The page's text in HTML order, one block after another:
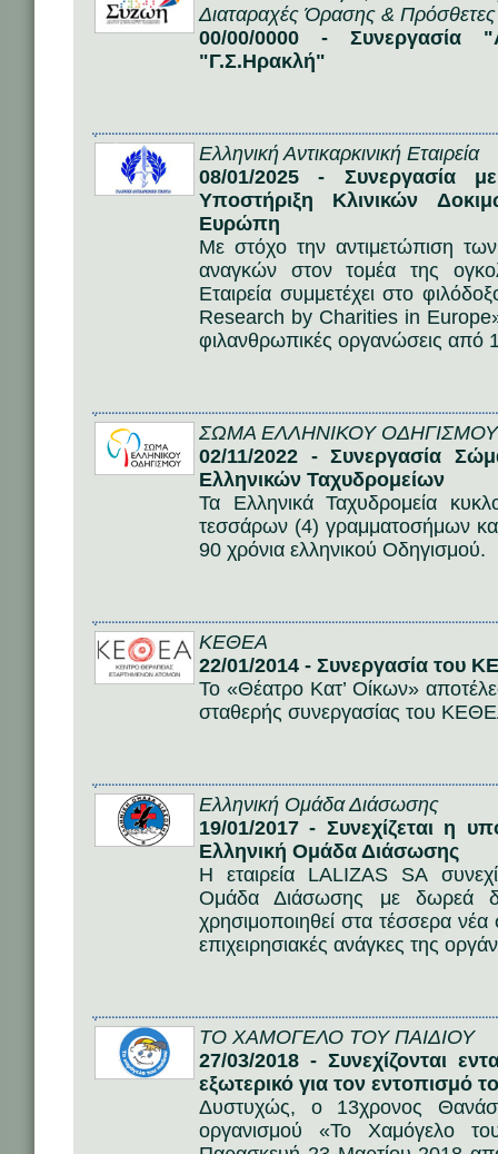
Διαταραχές Όρασης &
00/00/0000 - Συνεργασία
"Γ.Σ.Ηρακλή"
Ελληνική Αντικαρκινική Εταιρεία
08/01/2025 - Συνεργασία
Υποστήριξη Κλινικών
Ευρώπη
Με στόχο την αντιμετώπιση
αναγκών στον τομέα της
Εταιρεία συμμετέχει στο
Research by Charities in
φιλανθρωπικές οργανώσεις από
ΣΩΜΑ ΕΛΛΗΝΙΚΟΥ
02/11/2022 - Συνεργασία
Ελληνικών Ταχυδρομείων
Τα Ελληνικά Ταχυδρομεία
τεσσάρων (4) γραμματοσήμων
90 χρόνια ελληνικού Οδηγισμού.
ΚΕΘΕΑ
22/01/2014 - Συνεργασία του
Το «Θέατρο Κατ’ Οίκων»
σταθερής συνεργασίας του
Ελληνική Ομάδα Διάσωσης
19/01/2017 - Συνεχίζεται η
Ελληνική Ομάδα Διάσωσης
Η εταιρεία LALIZAS SA
Ομάδα Διάσωσης με δωρεά
χρησιμοποιηθεί στα τέσσερα
επιχειρησιακές ανάγκες της
ΤΟ ΧΑΜΟΓΕΛΟ ΤΟΥ ΠΑΙΔΙΟΥ
27/03/2018 - Συνεχίζονται
εξωτερικό για τον εντοπισμό
Δυστυχώς, ο 13χρονος
οργανισμού «Το Χαμόγελο